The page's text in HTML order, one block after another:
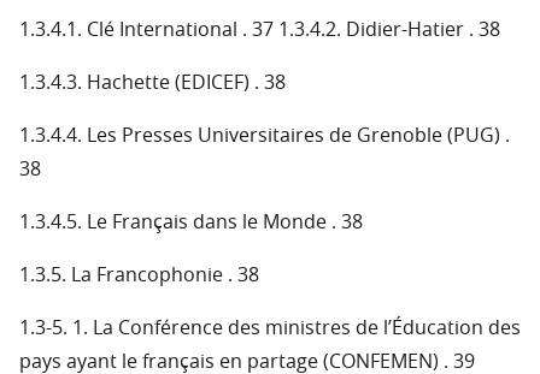
1.3.4.1. Clé International . 37 1.3.4.2. Didier-Hatier . 38
1.3.4.3. Hachette (EDICEF) . 38
1.3.4.4. Les Presses Universitaires de Grenoble (PUG) .
38
1.3.4.5. Le Français dans le Monde . 38
1.3.5. La Francophonie . 38
1.3-5. 1. La Conférence des ministres de l’Éducation des
pays ayant le français en partage (CONFEMEN) . 39